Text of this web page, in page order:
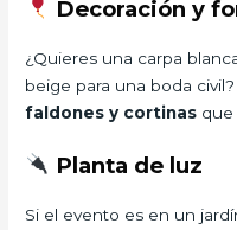
Decoración y
¿Quieres una carpa
beige para una boda
faldones y cortinas que
Planta de luz
Si el evento es en un